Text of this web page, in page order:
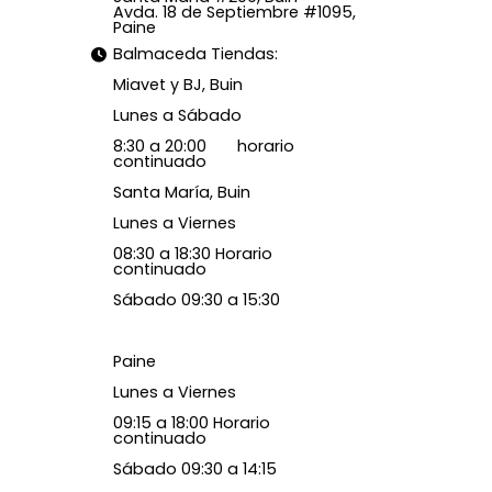
Avda. 18 de Septiembre #1095,
Paine
Balmaceda Tiendas:
Miavet y BJ, Buin
Lunes a Sábado
8:30 a 20:00 horario
continuado
Santa María, Buin
Lunes a Viernes
08:30 a 18:30 Horario
continuado
Sábado 09:30 a 15:30
Paine
Lunes a Viernes
09:15 a 18:00 Horario
continuado
Sábado 09:30 a 14:15